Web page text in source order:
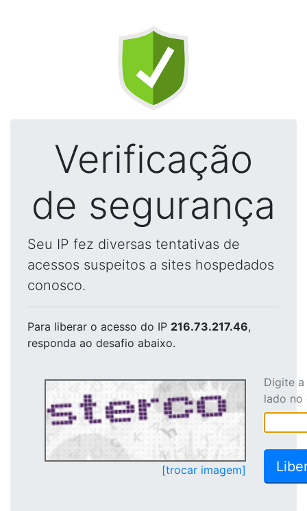
Verificação
de segurança
Seu IP fez diversas tentativas de
acessos suspeitos a sites hospedados
conosco.
Para liberar o acesso do IP 216.73.217.46,
responda ao desafio abaixo.
[trocar imagem]
Digite
lado no